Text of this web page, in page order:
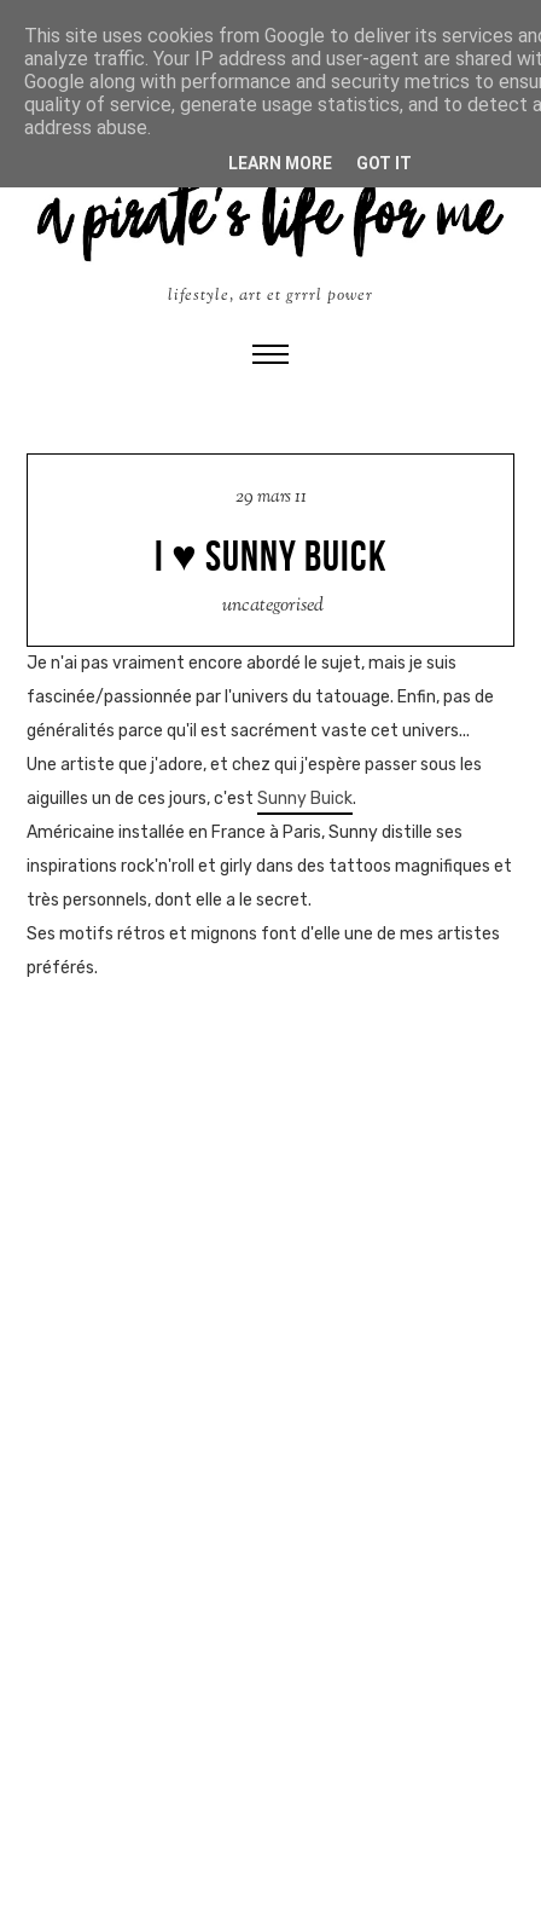
lifestyle, art et grrrl power
29 mars 11
I ♥ SUNNY BUICK
uncategorised
Je n'ai pas vraiment encore abordé le sujet, mais je suis
fascinée/passionnée par l'univers du tatouage. Enfin, pas de
généralités parce qu'il est sacrément vaste cet univers...
Une artiste que j'adore, et chez qui j'espère passer sous les
aiguilles un de ces jours, c'estSunny Buick.
Américaine installée en France à Paris, Sunny distille ses
inspirations rock'n'roll et girly dans des tattoos magnifiques et
très personnels, dont elle a le secret.
Ses motifs rétros et mignons font d'elle une de mes artistes
préférés.
This site uses cookies from Google to deliver its services
analyze traffic. Your IP address and user-agent are shared
Google along with performance and security metrics to
quality of service, generate usage statistics, and to detect
address abuse.
LEARN MORE GOT IT